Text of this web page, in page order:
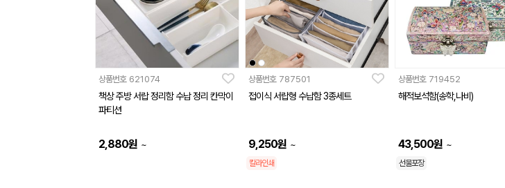
상품번호 621074
책상 주방 서랍 정리함 수납 정리 칸막이
파티션
2,880원 ~
상품번호 787501
접이식 서랍형 수납함 3종세트
9,250원 ~
칼라인쇄
상품번호 719452
해적보석함(송학,나비)
43,500원 ~
선물포장